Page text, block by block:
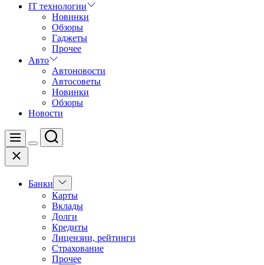
IT технологии
Новинки
Обзоры
Гаджеты
Прочее
Авто
Автоновости
Автосоветы
Новинки
Обзоры
Новости
Меню
Цвет
Поиск
Закрыть
Банки
Показать
подменю
Карты
Вклады
Долги
Кредиты
Лицензии, рейтинги
Страхование
Прочее